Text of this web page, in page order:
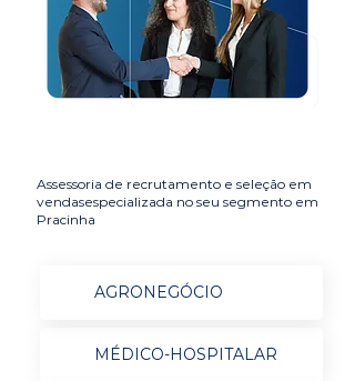
Assessoria de recrutamento e seleção em
vendasespecializada no seu segmento em
Pracinha
AGRONEGÓCIO
MÉDICO-HOSPITALAR